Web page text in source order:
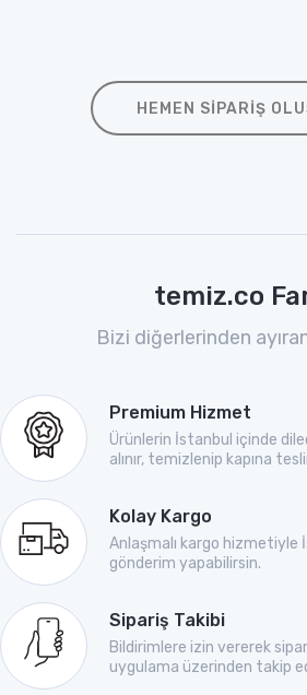
HEMEN SIPARIŞ
temiz.co
Bizi diğerlerinden
Premium Hizmet
Ürünlerin İstanbul içinde
alınır, temizlenip kapına
Kolay Kargo
Anlaşmalı kargo hizmetiyle
gönderim yapabilirsin.
Sipariş Takibi
Bildirimlere izin vererek
uygulama üzerinden takip